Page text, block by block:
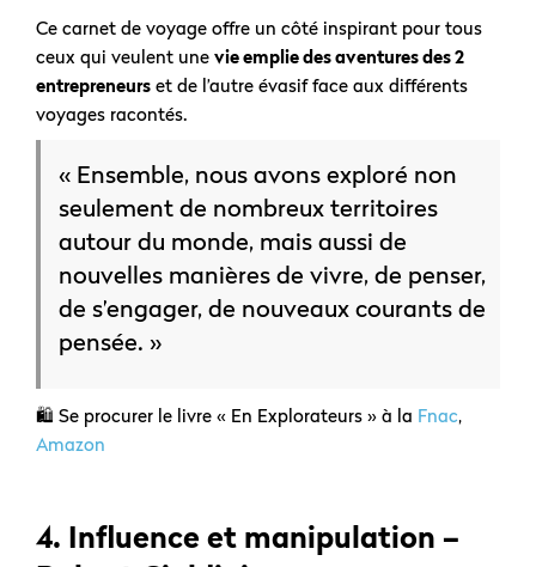
Ce carnet de voyage offre un côté inspirant pour tous
ceux qui veulent une vie emplie des aventures des 2
entrepreneurs et de l’autre évasif face aux différents
voyages racontés.
« Ensemble, nous avons exploré non
seulement de nombreux territoires
autour du monde, mais aussi de
nouvelles manières de vivre, de penser,
de s’engager, de nouveaux courants de
pensée. »
🛍️ Se procurer le livre « En Explorateurs » à la Fnac,
Amazon
4. Influence et manipulation –